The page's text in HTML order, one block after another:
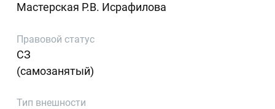
Мастерская Р.В. Исрафилова
Правовой статус
СЗ
(самозанятый)
Тип внешности